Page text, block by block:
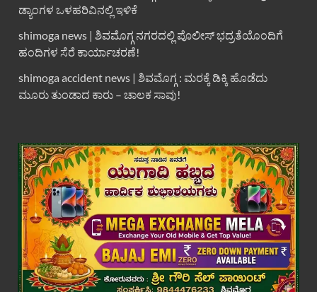
ಡ್ಯಾಂಗಳ ಒಳಹರಿವಿನಲ್ಲಿ ಇಳಿಕೆ
shimoga news | ಶಿವಮೊಗ್ಗ ನಗರದಲ್ಲಿ ಪೊಲೀಸ್ ಭದ್ರತೆಯೊಂದಿಗೆ
ಹಂದಿಗಳ ಸೆರೆ ಕಾರ್ಯಾಚರಣೆ!
shimoga accident news | ಶಿವಮೊಗ್ಗ : ಮರಕ್ಕೆ ಡಿಕ್ಕಿ ಹೊಡೆದು
ಮೂರು ತುಂಡಾದ ಕಾರು – ಚಾಲಕ ಸಾವು!